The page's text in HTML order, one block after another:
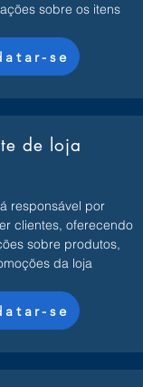
sobre os itens
se
de loja
responsável por
clientes, oferecendo
sobre produtos,
da loja
se